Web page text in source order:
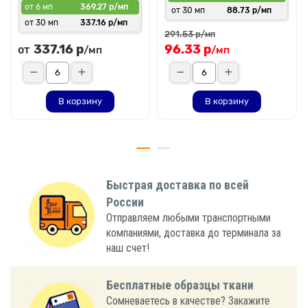
от 6 мп
369.27 р/мп
от 30 мп
337.16 р/мп
от 337.16 р/мп
В корзину
от 30 мп
88.73 р/мп
291.53 р/мп
96.33 р/мп
В корзину
Быстрая доставка по всей
России
Отправляем любыми транспортными
компаниями, доставка до терминала за
наш счет!
Бесплатные образцы ткани
Сомневаетесь в качестве? Закажите